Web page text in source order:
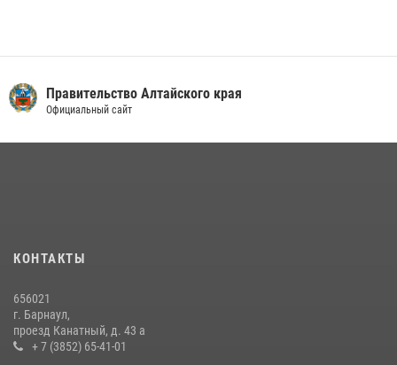
Правительство Алтайского края
Официальный сайт
КОНТАКТЫ
656021
г. Барнаул,
проезд Канатный, д. 43 а
+ 7 (3852) 65-41-01